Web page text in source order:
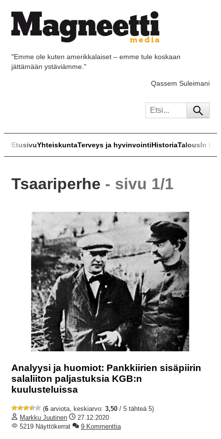
"Emme ole kuten amerikkalaiset – emme tule koskaan
jättämään ystäviämme."
Qassem Suleimani
EtusivuYhteiskuntaTerveys ja hyvinvointiHistoriaTalousIn
Tsaariperhe - sivu 1/1
Analyysi ja huomiot: Pankkiirien sisäpiirin
salaliiton paljastuksia KGB:n
kuulusteluissa
(6 arviota, keskiarvo: 3,50 / 5 tähteä 5)
Markku Juutinen
27.12.2020
5219 Näyttökerrat
9 Kommenttia